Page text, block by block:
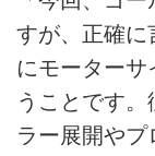
すが、正確に
にモーター
うことです
ラー展開やプ